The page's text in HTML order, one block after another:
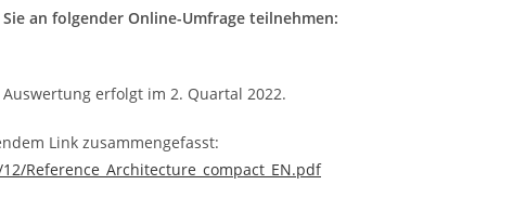
an folgender Online-Umfrage teilnehmen:
erfolgt im 2. Quartal 2022.
Link zusammengefasst:
Reference_Architecture_compact_EN.pdf